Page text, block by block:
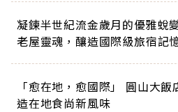
凝鍊半世紀流金歲月的優雅蛻
老屋靈魂，釀造國際級旅宿記
「愈在地，愈國際」 圓山大
造在地食尚新風味